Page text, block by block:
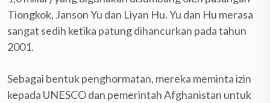
Tiongkok, Janson Yu dan Liyan Hu. Yu dan Hu merasa
sangat sedih ketika patung dihancurkan pada tahun
2001.
Sebagai bentuk penghormatan, mereka meminta izin
kepada UNESCO dan pemerintah Afghanistan untuk